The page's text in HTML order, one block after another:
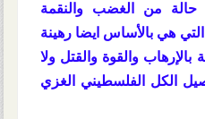
حالة من الغضب والنقمة
هي بالأساس ايضا رهينة
بالإرهاب والقوة والقتل ولا
الكل الفلسطيني الغزي